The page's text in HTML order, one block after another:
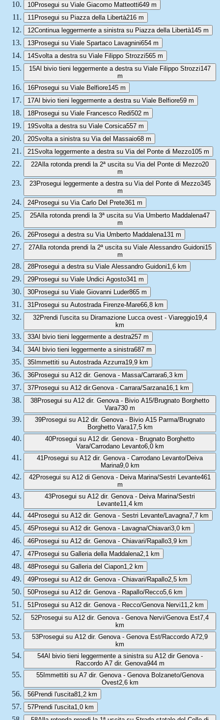
10Prosegui su Viale Giacomo Matteotti649 m
11 Prosegui su Piazza della Libertà216 m
12Continua leggermente a sinistra su Piazza della Libertà145 m
13Prosegui su Viale Spartaco Lavagnini654 m
14Svolta a destra su Viale Filippo Strozzi565 m
15Al bivio tieni leggermente a destra su Viale Filippo Strozzi147
m
16Prosegui su Viale Belfiore145 m
17Al bivio tieni leggermente a destra su Viale Belfiore59 m
18Prosegui su Viale Francesco Redi502 m
19Svolta a destra su Viale Corsica557 m
20Svolta a sinistra su Via del Massaio68 m
21Svolta leggermente a destra su Via del Ponte di Mezzo105 m
22Alla rotonda prendi la 2ª uscita su Via del Ponte di Mezzo20
m
23Prosegui leggermente a destra su Via del Ponte di Mezzo345
m
24Prosegui su Via Carlo Del Prete361 m
25Alla rotonda prendi la 3ª uscita su Via Umberto Maddalena47
m
26Prosegui a destra su Via Umberto Maddalena131 m
27Alla rotonda prendi la 2ª uscita su Viale Alessandro Guidoni15
m
28Prosegui a destra su Viale Alessandro Guidoni1,6 km
29Prosegui su Viale Undici Agosto341 m
30Prosegui su Viale Giovanni Luder865 m
31 Prosegui su Autostrada Firenze-Mare66,8 km
32Prendi l'uscita su Diramazione Lucca ovest - Viareggio19,4
km
33Al bivio tieni leggermente a destra257 m
34Al bivio tieni leggermente a sinistra687 m
35Immettiti su Autostrada Azzurra19,9 km
36Prosegui su A12 dir. Genova - Massa/Carrara6,3 km
37Prosegui su A12 dir.Genova - Carrara/Sarzana16,1 km
38Prosegui su A12 dir. Genova - Bivio A15/Brugnato Borghetto
Vara730 m
39Prosegui su A12 dir. Genova - Bivio A15 Parma/Brugnato
Borghetto Vara17,5 km
40Prosegui su A12 dir. Genova - Brugnato Borghetto
Vara/Carrodano Levanto6,0 km
41 Prosegui su A12 dir. Genova - Carrodano Levanto/Deiva
Marina9,0 km
42Prosegui su A12 di Genova - Deiva Marina/Sestri Levante461
m
43Prosegui su A12 dir. Genova - Deiva Marina/Sestri
Levante11,4 km
44Prosegui su A12 dir. Genova - Sestri Levante/Lavagna7,7 km
45Prosegui su A12 dir. Genova - Lavagna/Chiavari3,0 km
46Prosegui su A12 dir. Genova - Chiavari/Rapallo3,9 km
47Prosegui su Galleria della Maddalena2,1 km
48Prosegui su Galleria del Ciapon1,2 km
49Prosegui su A12 dir. Genova - Chiavari/Rapallo2,5 km
50Prosegui su A12 dir. Genova - Rapallo/Recco5,6 km
51 Prosegui su A12 dir. Genova - Recco/Genova Nervi11,2 km
52Prosegui su A12 dir. Genova - Genova Nervi/Genova Est7,4
km
53Prosegui su A12 dir. Genova - Genova Est/Raccordo A72,9
km
54Al bivio tieni leggermente a sinistra su A12 dir Genova -
Raccordo A7 dir. Genova944 m
55Immettiti su A7 dir. Genova - Genova Bolzaneto/Genova
Ovest2,6 km
56Prendi l'uscita81,2 km
57Prendi l'uscita1,0 km